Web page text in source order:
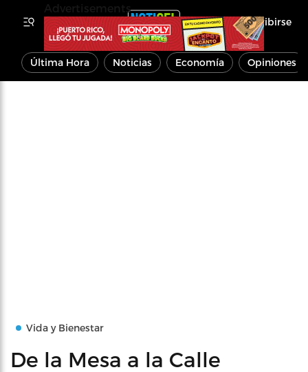
Inscribirse
Última Hora Noticias Economía Opiniones
Vida y Bienestar
De la Mesa a la Calle
Advertisements